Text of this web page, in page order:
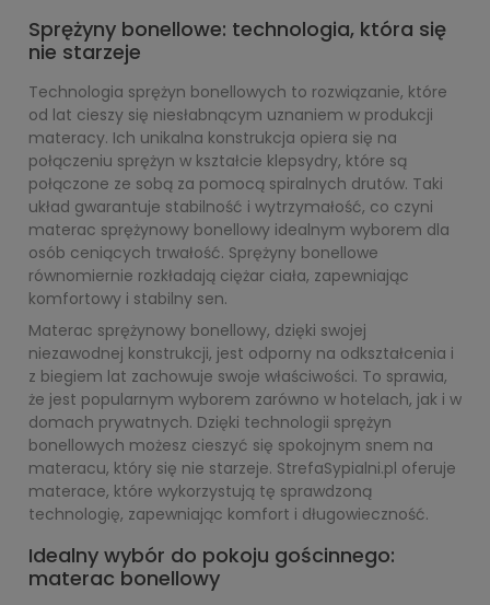
Sprężyny bonellowe: technologia, która się
nie starzeje
Technologia sprężyn bonellowych to rozwiązanie, które
od lat cieszy się niesłabnącym uznaniem w produkcji
materacy. Ich unikalna konstrukcja opiera się na
połączeniu sprężyn w kształcie klepsydry, które są
połączone ze sobą za pomocą spiralnych drutów. Taki
układ gwarantuje stabilność i wytrzymałość, co czyni
materac sprężynowy bonellowy idealnym wyborem dla
osób ceniących trwałość. Sprężyny bonellowe
równomiernie rozkładają ciężar ciała, zapewniając
komfortowy i stabilny sen.
Materac sprężynowy bonellowy, dzięki swojej
niezawodnej konstrukcji, jest odporny na odkształcenia i
z biegiem lat zachowuje swoje właściwości. To sprawia,
że jest popularnym wyborem zarówno w hotelach, jak i w
domach prywatnych. Dzięki technologii sprężyn
bonellowych możesz cieszyć się spokojnym snem na
materacu, który się nie starzeje. StrefaSypialni.pl oferuje
materace, które wykorzystują tę sprawdzoną
technologię, zapewniając komfort i długowieczność.
Idealny wybór do pokoju gościnnego:
materac bonellowy